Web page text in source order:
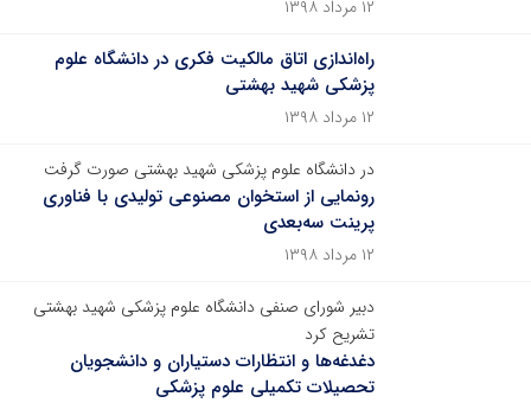
۱۲ مرداد ۱۳۹۸
راه‌اندازی اتاق مالکیت فکری در دانشگاه علوم
پزشکی شهید بهشتی
۱۲ مرداد ۱۳۹۸
در دانشگاه علوم پزشکی شهید بهشتی صورت گرفت
رونمایی از استخوان مصنوعی تولیدی با فناوری
پرینت سه‌بعدی
۱۲ مرداد ۱۳۹۸
دبیر شورای صنفی دانشگاه علوم پزشکی شهید بهشتی
تشریح کرد
دغدغه‌ها و انتظارات دستیاران و دانشجویان
تحصیلات تکمیلی علوم پزشکی